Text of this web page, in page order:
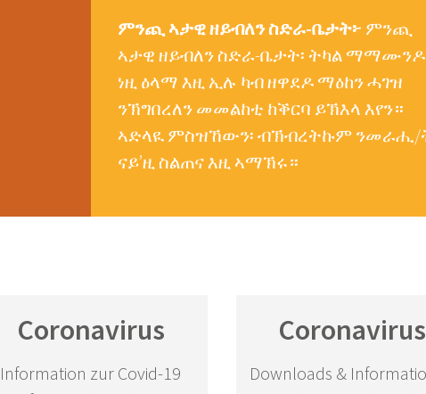
ምንጪ ኣታዊ ዘይብለን ስድራ-ቤታት፦ ምንጪ
ኣታዊ ዘይብለን ስድራ-ቤታት፡ ትካል ማማሙንዶ
ነዚ ዕላማ እዚ ኢሉ ካብ ዘዋደዶ ማዕከን ሓገዝ
ንኽግበረለን መመልከቲ ከቕርባ ይኽእላ እየን።
ኣድላዪ ምስዝኸውን፡ ብኽብረትኩም ንመራሒ/
ናይ’ዚ ስልጠና እዚ ኣማኽሩ።
Coronavirus
Information zur Covid-19
Coronavirus
Downloads &